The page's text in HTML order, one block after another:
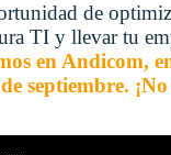
de
TI y llevar tu
en Andicom,
septiembre.